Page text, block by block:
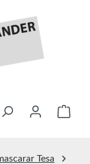
El
Tesa